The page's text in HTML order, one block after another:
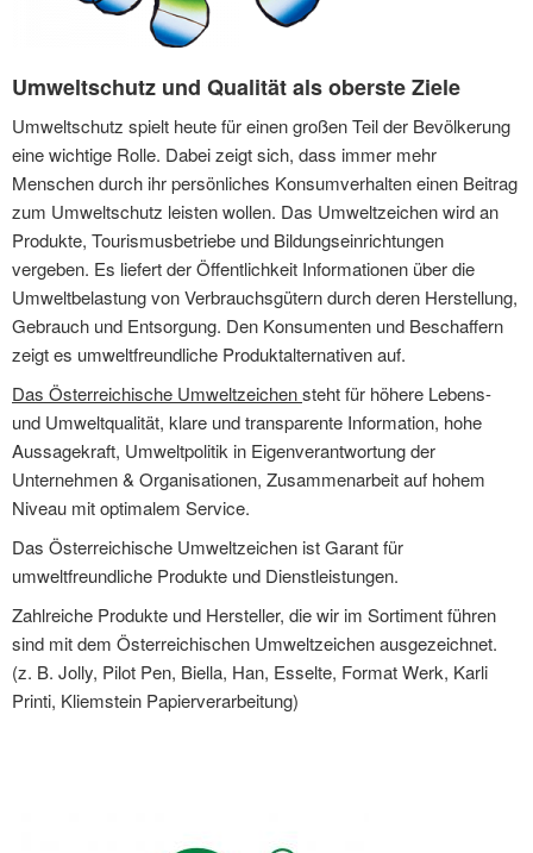
Umweltschutz und Qualität als oberste Ziele
Umweltschutz spielt heute für einen großen Teil der Bevölkerung
eine wichtige Rolle. Dabei zeigt sich, dass immer mehr
Menschen durch ihr persönliches Konsumverhalten einen Beitrag
zum Umweltschutz leisten wollen. Das Umweltzeichen wird an
Produkte, Tourismusbetriebe und Bildungseinrichtungen
vergeben. Es liefert der Öffentlichkeit Informationen über die
Umweltbelastung von Verbrauchsgütern durch deren Herstellung,
Gebrauch und Entsorgung. Den Konsumenten und Beschaffern
zeigt es umweltfreundliche Produktalternativen auf.
Das Österreichische Umweltzeichensteht für höhere Lebens-
und Umweltqualität, klare und transparente Information, hohe
Aussagekraft, Umweltpolitik in Eigenverantwortung der
Unternehmen & Organisationen, Zusammenarbeit auf hohem
Niveau mit optimalem Service.
Das Österreichische Umweltzeichen ist Garant für
umweltfreundliche Produkte und Dienstleistungen.
Zahlreiche Produkte und Hersteller, die wir im Sortiment führen
sind mit dem Österreichischen Umweltzeichen ausgezeichnet.
(z. B. Jolly, Pilot Pen, Biella, Han, Esselte, Format Werk, Karli
Printi, Kliemstein Papierverarbeitung)